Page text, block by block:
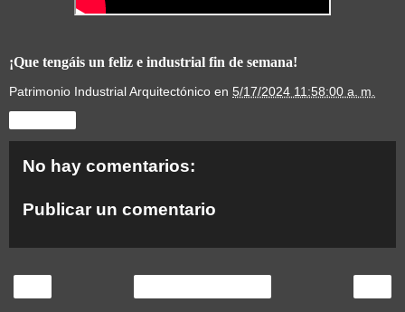
¡Que tengáis un feliz e industrial fin de semana!
Patrimonio Industrial Arquitectónico en 5/17/2024 11:58:00 a. m.
No hay comentarios:
Publicar un comentario